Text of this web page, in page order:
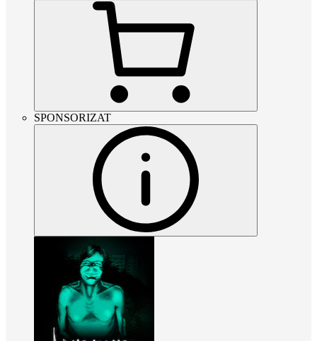
SPONSORIZAT